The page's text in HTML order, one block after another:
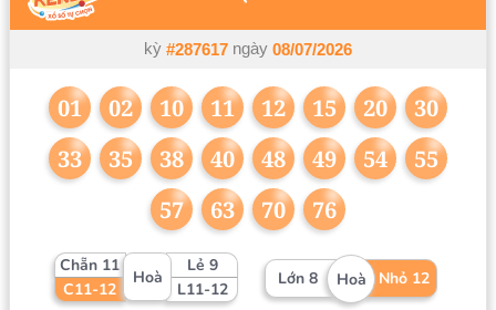
kỳ #287617 ngày 08/07/2026
01 02 10 11 12 15 20
30
33
35 38 40 48 49 54
55
57
63 70 76
Chẵn 11
C11-12
Hoà
Lẻ 9
L11-12
Lớn 8 Hoà Nhỏ 12